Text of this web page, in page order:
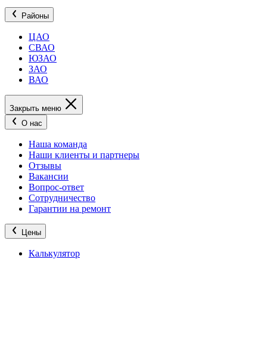
Районы
ЦАО
СВАО
ЮЗАО
ЗАО
ВАО
Закрыть меню
О нас
Наша команда
Наши клиенты и партнеры
Отзывы
Вакансии
Вопрос-ответ
Сотрудничество
Гарантии на ремонт
Цены
Калькулятор